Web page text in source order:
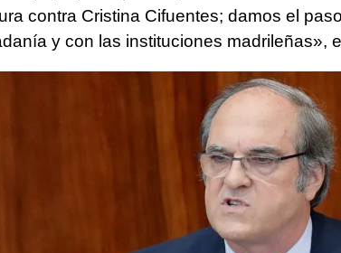
contra Cristina Cifuentes; damos el
y con las instituciones madrileñas»,